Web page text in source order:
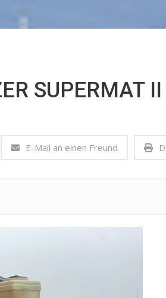
SUPERMAT
E-Mail an einen Freund